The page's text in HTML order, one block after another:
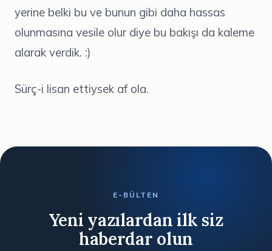
yerine belki bu ve bunun gibi daha hassas
olunmasına vesile olur diye bu bakışı da kaleme
alarak verdik. :)
Sürç-i lisan ettiysek af ola.
E-BÜLTEN
Yeni yazılardan ilk siz
haberdar olun